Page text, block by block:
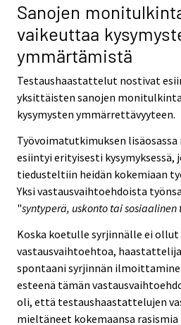
Sanojen
vaikeuttaa
ymmärtämistä
Testaushaastattelut nostivat
yksittäisten sanojen
kysymysten ymmärrettävyyteen.
Työvoimatutkimuksen
esiintyi erityisesti kysymyksessä,
tiedusteltiin heidän kokemiaan
Yksi vastausvaihtoehdoista
"syntyperä, uskonto tai sosiaalinen
Koska koetulle syrjinnälle ei
vastausvaihtoehtoa,
spontaani syrjinnän
esteenä tämän
oli, että testaushaastattelujen
mieltäneet kokemaansa